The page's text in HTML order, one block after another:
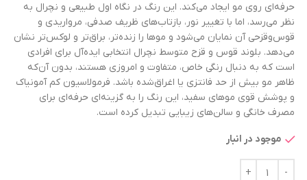
حرفه‌ای روی مو ایجاد می‌کند. این رنگ در نگاه اول طبیعی و نچرال به
نظر می‌رسد، اما با تغییر نور، بازتاب‌های ظریف صدفی، مرواریدی و
قوس‌وقزحی آن نمایان می‌شود و موها را زنده‌تر، براق‌تر و لوکس‌تر نشان
می‌دهد. بلوند قوس و قزح متوسط نچرال انتخابی ایده‌آل برای افرادی
است که به دنبال رنگی خاص، متفاوت و امروزی هستند، بدون آن‌که
ظاهر مو بیش از حد فانتزی یا اغراق‌شده باشد. فرمولاسیون کم آمونیاک
و پوشش قوی موهای سفید، این رنگ را به گزینه‌ای حرفه‌ای برای
مصرف خانگی و سالن‌های زیبایی تبدیل کرده است.
موجود در انبار